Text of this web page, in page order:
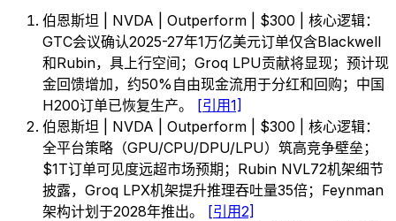
伯恩斯坦 | NVDA | Outperform | $300 | 核心逻辑：
GTC会议确认2025-27年1万亿美元订单仅含Blackwell
和Rubin，具上行空间；Groq LPU贡献将显现；预计现
金回馈增加，约50%自由现金流用于分红和回购；中国
H200订单已恢复生产。 [引用1]
伯恩斯坦 | NVDA | Outperform | $300 | 核心逻辑：
全平台策略（GPU/CPU/DPU/LPU）筑高竞争壁垒；
$1T订单可见度远超市场预期；Rubin NVL72机架细节
披露，Groq LPX机架提升推理吞吐量35倍；Feynman
架构计划于2028年推出。 [引用2]